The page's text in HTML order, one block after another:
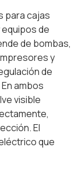
para cajas
de
de bombas,
y
de
ambos
visible
El
que